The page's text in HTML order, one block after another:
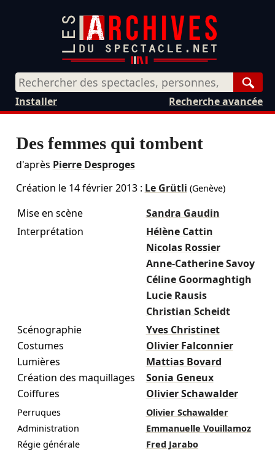
Recherche avancée
Installer
Des femmes qui tombent
d'après Pierre Desproges
Création le 14 février 2013: Le Grütli (Genève)
Mise en scène
Sandra Gaudin
Interprétation
Hélène Cattin
Nicolas Rossier
Anne-Catherine Savoy
Céline Goormaghtigh
Lucie Rausis
Christian Scheidt
Scénographie
Yves Christinet
Costumes
Olivier Falconnier
Lumières
Mattias Bovard
Création des maquillages
Sonia Geneux
Coiffures
Olivier Schawalder
Perruques
Olivier Schawalder
Administration
Emmanuelle Vouillamoz
Régie générale
Fred Jarabo